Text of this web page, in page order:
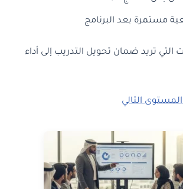
مستمرة بعد البرنامج
التي تريد ضمان تحويل التدريب إلى أداء
التالي